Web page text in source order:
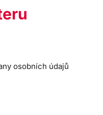
osobních údajů